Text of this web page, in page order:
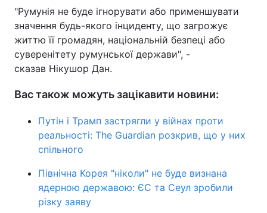
"Румунія не буде ігнорувати або применшувати
значення будь-якого інциденту, що загрожує
життю її громадян, національній безпеці або
суверенітету румунської держави", -
сказав Нікушор Дан.
Вас також можуть зацікавити новини:
Путін і Трамп застрягли у війнах проти
реальності: The Guardian розкрив, що у них
спільного
Північна Корея "ніколи" не буде визнана
ядерною державою: ЄС та Сеул зробили
різку заяву